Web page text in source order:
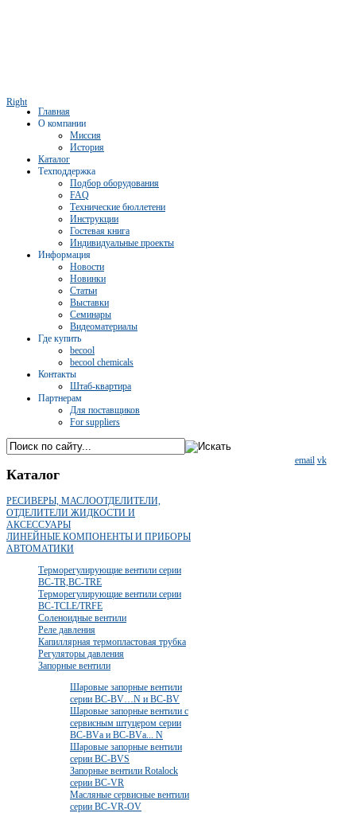
Right
Главная
О компании
Миссия
История
Каталог
Техподдержка
Подбор оборудования
FAQ
Технические бюллетени
Инструкции
Гостевая книга
Индивидуальные проекты
Информация
Новости
Новинки
Статьи
Выставки
Семинары
Видеоматериалы
Где купить
becool
becool chemicals
Контакты
Штаб-квартира
Партнерам
Для поставщиков
For suppliers
email vk
Каталог
РЕСИВЕРЫ, МАСЛООТДЕЛИТЕЛИ,
ОТДЕЛИТЕЛИ ЖИДКОСТИ И
АКСЕССУАРЫ
ЛИНЕЙНЫЕ КОМПОНЕНТЫ И ПРИБОРЫ
АВТОМАТИКИ
Терморегулирующие вентили серии
BC-TR,BC-TRE
Терморегулирующие вентили серии
BC-TCLE/TRFE
Соленоидные вентили
Реле давления
Капиллярная термопластовая трубка
Регуляторы давления
Запорные вентили
Шаровые запорные вентили
серии BC-BV…N и BC-BV
Шаровые запорные вентили с
сервисным штуцером серии
BC-BVа и BC-BVа... N
Шаровые запорные вентили
серии BC-BVS
Запорные вентили Rotalock
серии BC-VR
Масляные сервисные вентили
серии BC-VR-OV